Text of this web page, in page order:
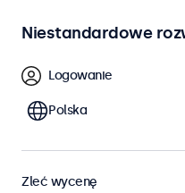
Terenowe monitory
Niestandardowe
Logowanie
Polska
Zleć wycenę